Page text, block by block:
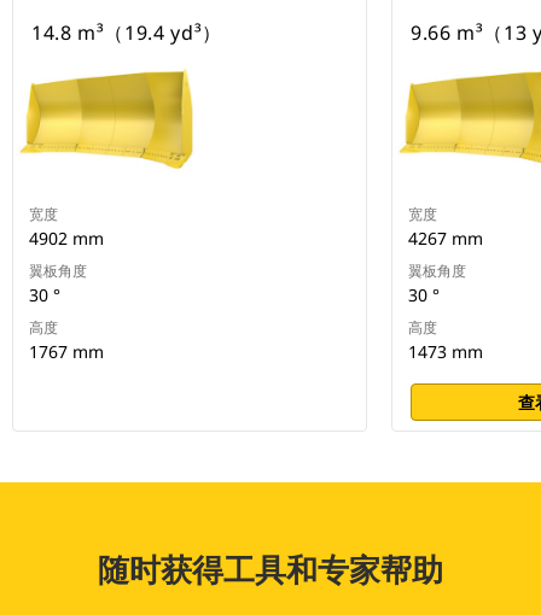
14.8 m³（19.4 yd³）
宽度
4902 mm
翼板角度
30 °
高度
1767 mm
9.66 m³（13
宽度
4267 mm
翼板角度
30 °
高度
1473 mm
查
随时获得工具和专家帮助